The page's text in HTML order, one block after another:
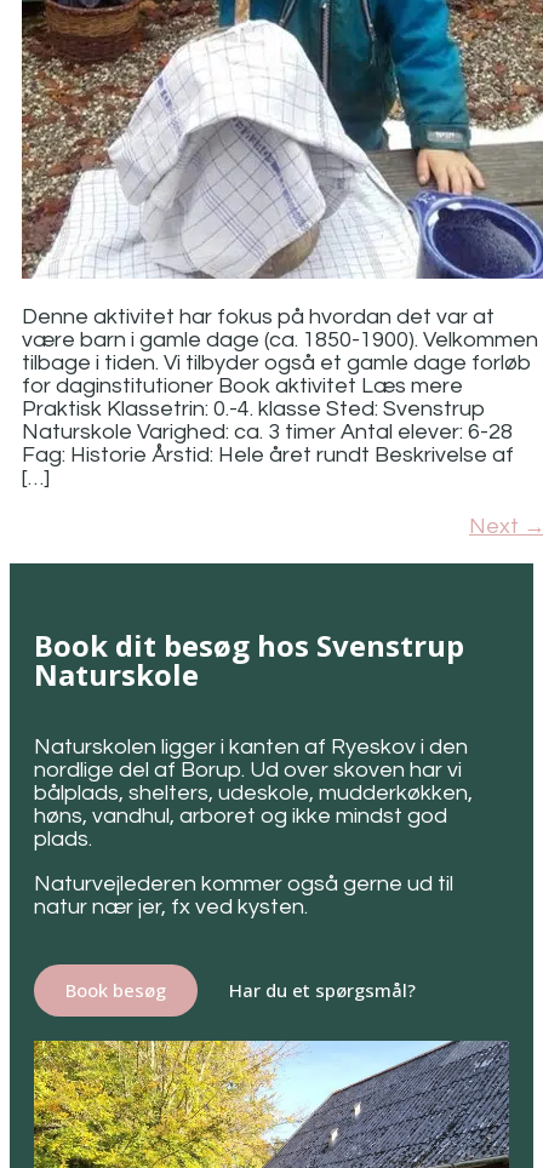
Denne aktivitet har fokus på hvordan det var at
være barn i gamle dage (ca. 1850-1900). Velkommen
tilbage i tiden. Vi tilbyder også et gamle dage forløb
for daginstitutioner Book aktivitet Læs mere
Praktisk Klassetrin: 0.-4. klasse Sted: Svenstrup
Naturskole Varighed: ca. 3 timer Antal elever: 6-28
Fag: Historie Årstid: Hele året rundt Beskrivelse af
[…]
Next
Book dit besøg hos Svenstrup
Naturskole
Naturskolen ligger i kanten af Ryeskov i den
nordlige del af Borup. Ud over skoven har vi
bålplads, shelters, udeskole, mudderkøkken,
høns, vandhul, arboret og ikke mindst god
plads.
Naturvejlederen kommer også gerne ud til
natur nær jer, fx ved kysten.
Book besøg Har du et spørgsmål?